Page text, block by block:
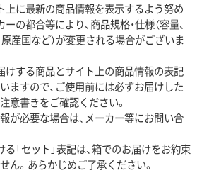
上に最新の商品情報を表示するよう努め
の都合等により、商品規格・仕様（容量、
原産国など）が変更される場合がございま
けする商品とサイト上の商品情報の表記
ますので、ご使用前には必ずお届けした
意書きをご確認ください。
が必要な場合は、メーカー等にお問い合
る「セット」表記は、箱でのお届けをお約束
ん。あらかじめご了承ください。